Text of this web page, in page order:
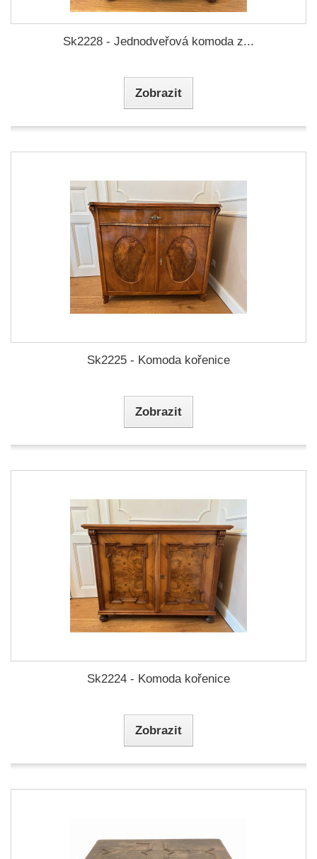
Sk2228 - Jednodveřová komoda z...
Zobrazit
Sk2225 - Komoda kořenice
Zobrazit
Sk2224 - Komoda kořenice
Zobrazit